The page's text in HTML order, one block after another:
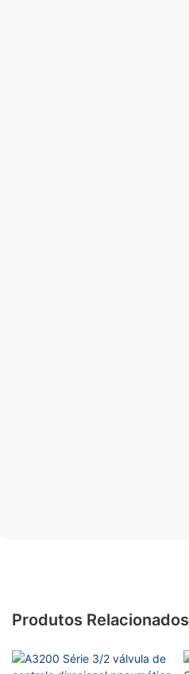
Produtos Relacionados